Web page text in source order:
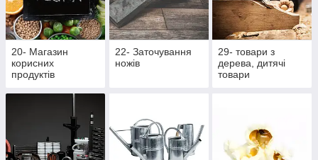
20- Магазин
корисних
продуктів
22- Заточування
ножів
29- товари з
дерева, дитячі
товари